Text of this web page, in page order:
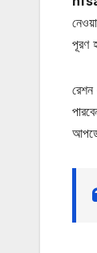
পূরণ
রেশন